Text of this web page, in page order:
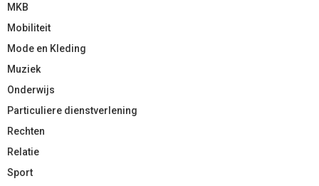
MKB
Mobiliteit
Mode en Kleding
Muziek
Onderwijs
Particuliere dienstverlening
Rechten
Relatie
Sport